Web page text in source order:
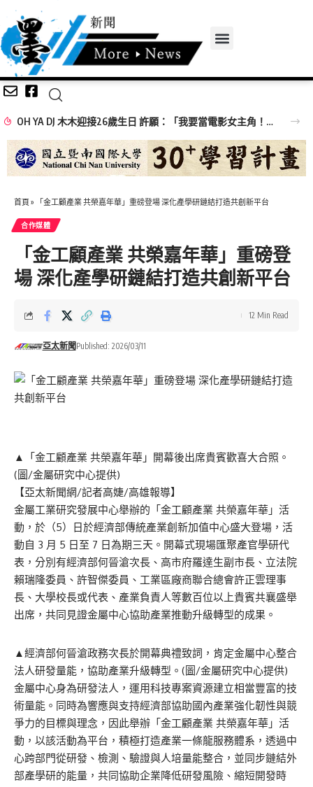
OH YA DJ 木木迎接26歲生日 許願：「我要當電影女主角！」
首頁 » 「金工顧產業 共榮嘉年華」重磅登場 深化產學研鏈結打造共創新平台
合作媒體
「金工顧產業 共榮嘉年華」重磅登
場 深化產學研鏈結打造共創新平台
亞太新聞 Published: 2026/03/11
12 Min Read
▲「金工顧產業 共榮嘉年華」開幕後出席貴賓歡喜大合照。
(圖/金屬研究中心提供)
【亞太新聞網/記者高婕/高雄報導】
金屬工業研究發展中心舉辦的「金工顧產業 共榮嘉年華」活
動，於（5）日於經濟部傳統產業創新加值中心盛大登場，活
動自 3 月 5 日至 7 日為期三天。開幕式現場匯聚產官學研代
表，分別有經濟部何晉滄次長、高市府羅達生副市長、立法院
賴瑞隆委員、許智傑委員、工業區廠商聯合總會許正雲理事
長、大學校長或代表、產業負責人等數百位以上貴賓共襄盛舉
出席，共同見證金屬中心協助產業推動升級轉型的成果。
▲經濟部何晉滄政務次長於開幕典禮致詞，肯定金屬中心整合
法人研發量能，協助產業升級轉型。(圖/金屬研究中心提供)
金屬中心身為研發法人，運用科技專案資源建立相當豐富的技
術量能。同時為響應與支持經濟部協助國內產業強化韌性與競
爭力的目標與理念，因此舉辦「金工顧產業 共榮嘉年華」活
動，以該活動為平台，積極打造產業一條龍服務體系，透過中
心跨部門從研發、檢測、驗證與人培量能整合，並同步鏈結外
部產學研的能量，共同協助企業降低研發風險、縮短開發時